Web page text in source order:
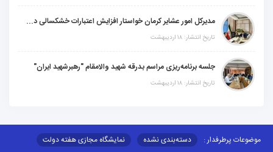
مدیرکل امور عشایر کرمان خواستار افزایش اعتبارات خشکسالی در سال جدید شد
تاریخ انتشار: ۱۸ اردیبهشت
جلسه برنامه‌ریزی مراسم بدرقه شهید والامقام "رهبرشهید ایران"
تاریخ انتشار: ۱۸ اردیبهشت
پرطرفدار : دسته‌بندی نشده
نمایشگاه مجازی هفته دولت